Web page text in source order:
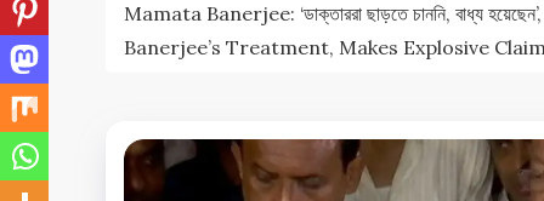
Mamata Banerjee: ‘ডাক্তাররা ছাড়তে চাননি, বাধ্য
Banerjee’s Treatment, Makes Explosive